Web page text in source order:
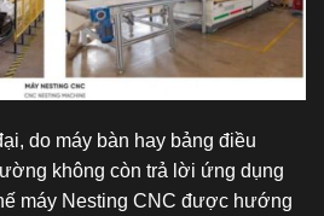
do máy bàn hay bảng điều
không còn trả lời ứng dụng
máy Nesting CNC được hướng